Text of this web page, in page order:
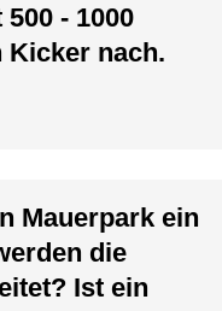
- 1000
Kicker nach.
Mauerpark ein
die
Ist ein